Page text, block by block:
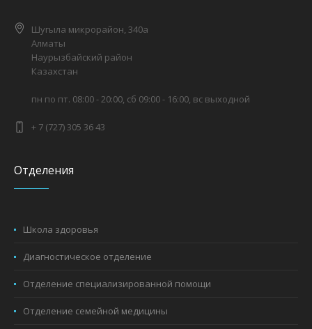
Шугыла микрорайон, 340а
Алматы
Наурызбайский район
Казахстан
пн по пт. 08:00 - 20:00, сб 09:00 - 16:00, вс выходной
+ 7 (727) 305 36 43
Отделения
Школа здоровья
Диагностическое отделение
Отделение специализированной помощи
Отделение семейной медицины